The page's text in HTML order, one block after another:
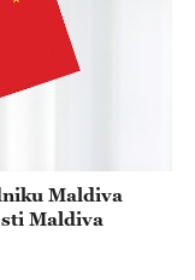
Maldiva
Maldiva